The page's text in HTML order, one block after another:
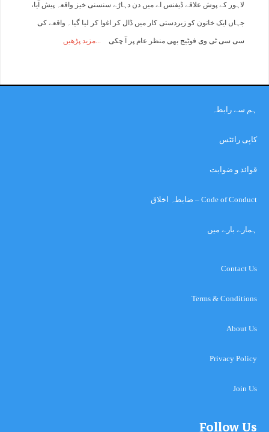
لاہور کے پوش علاقے ڈیفنس اے میں دن دہاڑے سنسنی خیز واقعہ پیش آیا،
جہاں ایک خاتون کو زبردستی کار میں ڈال کر اغوا کر لیا گیا۔ واقعے کی
سی سی ٹی وی فوٹیج بھی منظر عام پر آ چکی مزید پڑھیں
ہم سے رابطہ
کاپی رائٹس
قوائد و ضوابت
Code of Conduct – ضابطہ اخلاق
ہمارے بارے میں
Contact Us
Terms & Conditions
About Us
Privacy Policy
Join Us
Follow Us